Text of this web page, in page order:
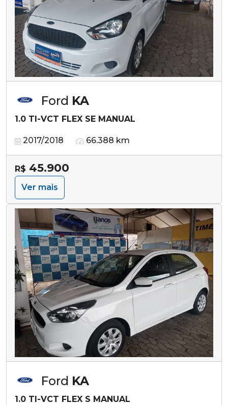
Ford KA
1.0 TI-VCT FLEX SE MANUAL
2017/2018 66.388 km
R$ 45.900
Ver mais
Ford KA
1.0 TI-VCT FLEX S MANUAL